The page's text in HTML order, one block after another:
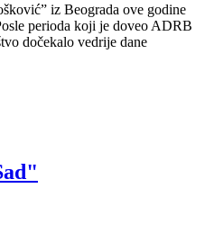
iz Beograda ove godine
perioda koji je doveo ADRB
dočekalo vedrije dane